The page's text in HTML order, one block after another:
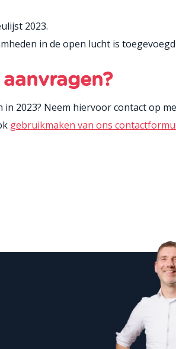
2023.
in de open lucht is
2023? Neem hiervoor contact op
gebruikmaken van ons